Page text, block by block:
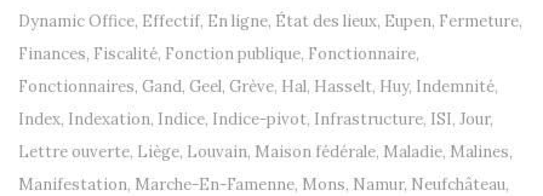
Dynamic Office, Effectif, En ligne, État des lieux, Eupen, Fermeture,
Finances, Fiscalité, Fonction publique, Fonctionnaire,
Fonctionnaires, Gand, Geel, Grève, Hal, Hasselt, Huy, Indemnité,
Index, Indexation, Indice, Indice-pivot, Infrastructure, ISI, Jour,
Lettre ouverte, Liège, Louvain, Maison fédérale, Maladie, Malines,
Manifestation, Marche-En-Famenne, Mons, Namur, Neufchâteau,